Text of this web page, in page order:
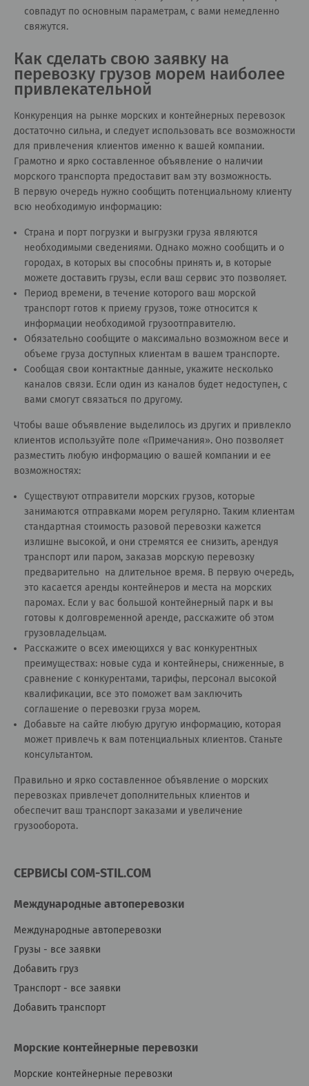
совпадут по основным параметрам, с вами немедленно
свяжутся.
Как сделать свою заявку на
перевозку грузов морем наиболее
привлекательной
Конкуренция на рынке морских и контейнерных перевозок
достаточно сильна, и следует использовать все возможности
для привлечения клиентов именно к вашей компании.
Грамотно и ярко составленное объявление о наличии
морского транспорта предоставит вам эту возможность.
В первую очередь нужно сообщить потенциальному клиенту
всю необходимую информацию:
Страна и порт погрузки и выгрузки груза являются
необходимыми сведениями. Однако можно сообщить и о
городах, в которых вы способны принять и, в которые
можете доставить грузы, если ваш сервис это позволяет.
Период времени, в течение которого ваш морской
транспорт готов к приему грузов, тоже относится к
информации необходимой грузоотправителю.
Обязательно сообщите о максимально возможном весе и
объеме груза доступных клиентам в вашем транспорте.
Сообщая свои контактные данные, укажите несколько
каналов связи. Если один из каналов будет недоступен, с
вами смогут связаться по другому.
Чтобы ваше объявление выделилось из других и привлекло
клиентов используйте поле «Примечания». Оно позволяет
разместить любую информацию о вашей компании и ее
возможностях:
Существуют отправители морских грузов, которые
занимаются отправками морем регулярно. Таким клиентам
стандартная стоимость разовой перевозки кажется
излишне высокой, и они стремятся ее снизить, арендуя
транспорт или паром, заказав морскую перевозку
предварительно на длительное время. В первую очередь,
это касается аренды контейнеров и места на морских
паромах. Если у вас большой контейнерный парк и вы
готовы к долговременной аренде, расскажите об этом
грузовладельцам.
Расскажите о всех имеющихся у вас конкурентных
преимуществах: новые суда и контейнеры, сниженные, в
сравнение с конкурентами, тарифы, персонал высокой
квалификации, все это поможет вам заключить
соглашение о перевозки груза морем.
Добавьте на сайте любую другую информацию, которая
может привлечь к вам потенциальных клиентов. Станьте
консультантом.
Правильно и ярко составленное объявление о морских
перевозках привлечет дополнительных клиентов и
обеспечит ваш транспорт заказами и увеличение
грузооборота.
СЕРВИСЫ COM-STIL.COM
Международные автоперевозки
Международные автоперевозки
Грузы - все заявки
Добавить груз
Транспорт - все заявки
Добавить транспорт
Морские контейнерные перевозки
Морские контейнерные перевозки